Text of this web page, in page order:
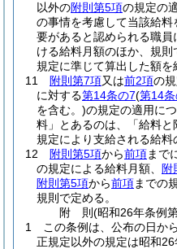
以外の附則第5項の規定の
の事情を考慮して当該給
要があると認められる職
ける給料月額のほか、規則
規定に準じて算出した額を
11
附則第7項又は前2項の
に対する第14条の7(第14
を含む。)の規定の適用に
料」とあるのは、「給料
規定により支給される給料
12
附則第5項から前項まで
の規定による給料月額、
附
附則第5項から前項までの
規則で定める。
附 則(昭和26年条例
1
この条例は、公布の日か
正規定以外の規定は昭和26